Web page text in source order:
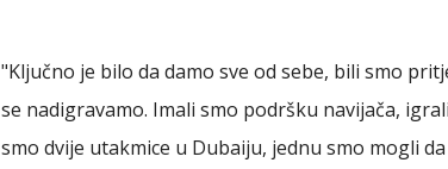
"Ključno je bilo da damo sve od sebe, bili smo
se nadigravamo. Imali smo podršku navijača,
smo dvije utakmice u Dubaiju, jednu smo mogli